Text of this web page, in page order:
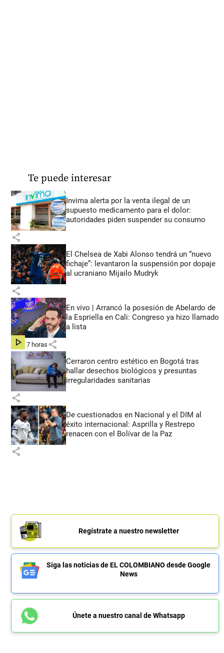
Te puede interesar
Invima alerta por la venta ilegal de un
supuesto medicamento para el dolor:
autoridades piden suspender su consumo
share
El Chelsea de Xabi Alonso tendrá un “nuevo
fichaje”: levantaron la suspensión por dopaje
al ucraniano Mijailo Mudryk
share
En vivo | Arrancó la posesión de Abelardo de
la Espriella en Cali: Congreso ya hizo llamado
a lista
hace 7 horas share
Cerraron centro estético en Bogotá tras
hallar desechos biológicos y presuntas
irregularidades sanitarias
share
De cuestionados en Nacional y el DIM al
éxito internacional: Asprilla y Restrepo
renacen con el Bolívar de la Paz
share
Regístrate a nuestro newsletter
Siga las noticias de EL COLOMBIANO desde Google
News
Únete a nuestro canal de Whatsapp